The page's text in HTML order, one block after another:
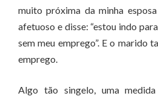
muito próxima da minha
afetuoso e disse: “estou indo
sem meu emprego”. E o marido
emprego.
Algo tão singelo, uma